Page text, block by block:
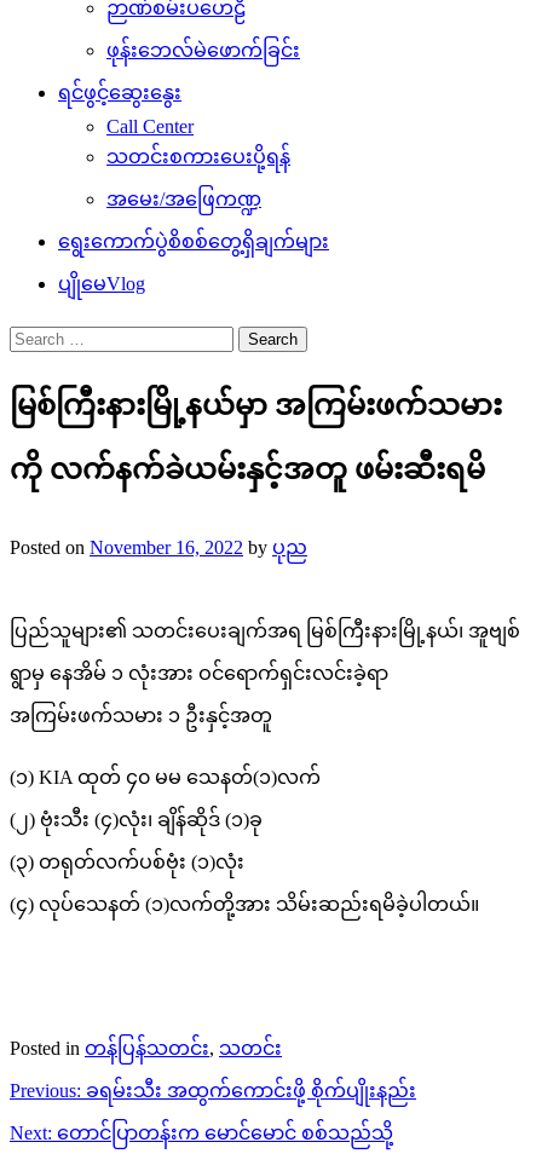
ဉာဏ်စမ်းပဟေဠိ
ဖုန်းဘေလ်မဲဖောက်ခြင်း
ရင်ဖွင့်ဆွေးနွေး
Call Center
သတင်းစကားပေးပို့ရန်
အမေး/အဖြေကဏ္ဍ
ရွေးကောက်ပွဲစိစစ်တွေ့ရှိချက်များ
ပျိုမေVlog
Search
for:
မြစ်ကြီးနားမြို့နယ်မှာ အကြမ်းဖက်သမား
ကို လက်နက်ခဲယမ်းနှင့်အတူ ဖမ်းဆီးရမိ
Posted on November 16, 2022 by ပုည
ပြည်သူများ၏ သတင်းပေးချက်အရ မြစ်ကြီးနားမြို့နယ်၊ အူဗျစ်
ရွာမှ နေအိမ် ၁ လုံးအား ဝင်ရောက်ရှင်းလင်းခဲ့ရာ
အကြမ်းဖက်သမား ၁ ဦးနှင့်အတူ
(၁) KIA ထုတ် ၄၀ မမ သေနတ်(၁)လက်
(၂) ဗုံးသီး (၄)လုံး၊ ချိန်ဆိုဒ် (၁)ခု
(၃) တရုတ်လက်ပစ်ဗုံး (၁)လုံး
(၄) လုပ်သေနတ် (၁)လက်တို့အား သိမ်းဆည်းရမိခဲ့ပါတယ်။
Posted in တန်ပြန်သတင်း, သတင်း
Post
navigation
Previous: ခရမ်းသီး အထွက်ကောင်းဖို့ စိုက်ပျိုးနည်း
Next: တောင်ပြာတန်းက မောင်မောင် စစ်သည်သို့